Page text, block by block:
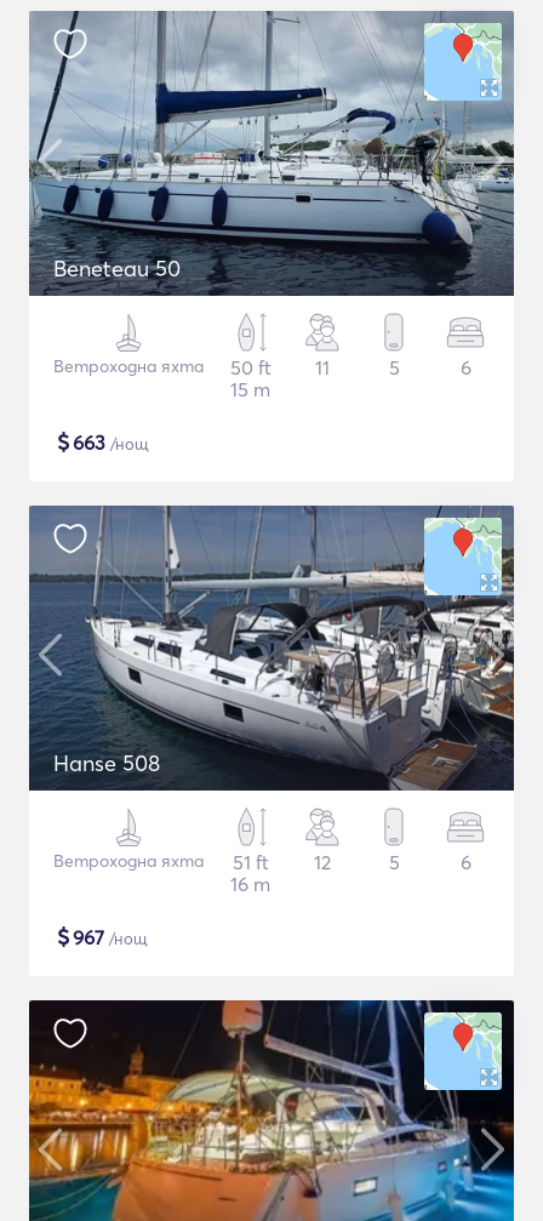
Beneteau 50
Ветроходна яхта
50 ft
15 m
11 5 6
$663 /нощ
Hanse 508
Ветроходна яхта
51 ft
16 m
12 5 6
$967 /нощ